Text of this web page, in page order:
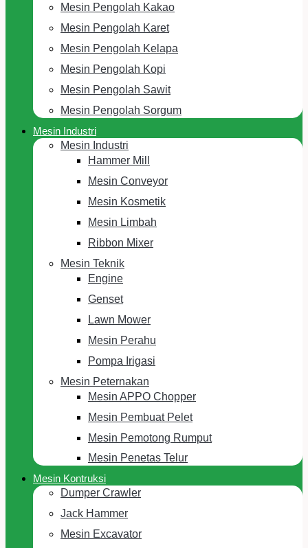
Mesin Pengolah Kakao
Mesin Pengolah Karet
Mesin Pengolah Kelapa
Mesin Pengolah Kopi
Mesin Pengolah Sawit
Mesin Pengolah Sorgum
Mesin Industri
Mesin Industri
Hammer Mill
Mesin Conveyor
Mesin Kosmetik
Mesin Limbah
Ribbon Mixer
Mesin Teknik
Engine
Genset
Lawn Mower
Mesin Perahu
Pompa Irigasi
Mesin Peternakan
Mesin APPO Chopper
Mesin Pembuat Pelet
Mesin Pemotong Rumput
Mesin Penetas Telur
Mesin Kontruksi
Dumper Crawler
Jack Hammer
Mesin Excavator